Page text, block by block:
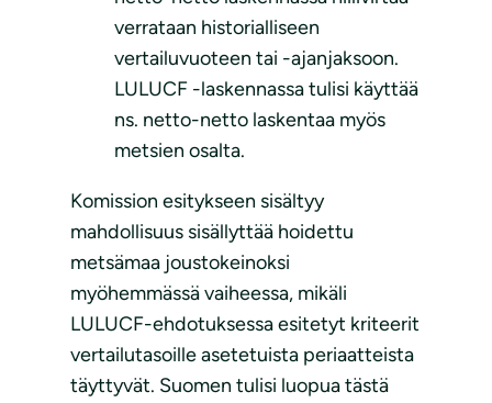
verrataan historialliseen
vertailuvuoteen tai -ajanjaksoon.
LULUCF -laskennassa tulisi käyttää
ns. netto-netto laskentaa myös
metsien osalta.
Komission esitykseen sisältyy
mahdollisuus sisällyttää hoidettu
metsämaa joustokeinoksi
myöhemmässä vaiheessa, mikäli
LULUCF-ehdotuksessa esitetyt kriteerit
vertailutasoille asetetuista periaatteista
täyttyvät. Suomen tulisi luopua tästä